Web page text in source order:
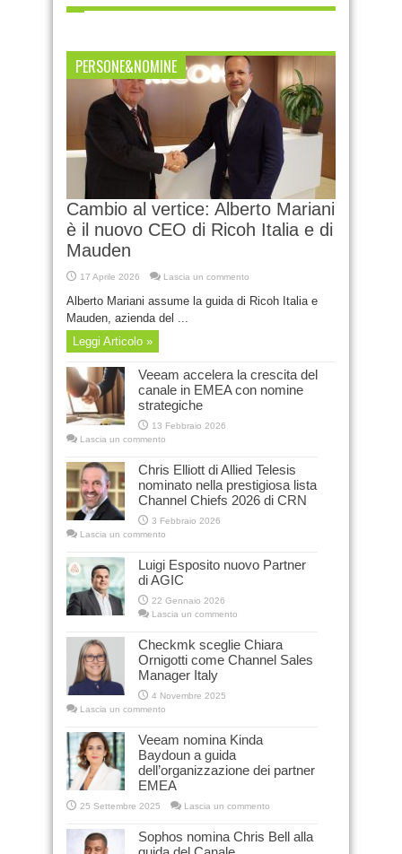
PERSONE&NOMINE
Cambio al vertice: Alberto Mariani
è il nuovo CEO di Ricoh Italia e di
Mauden
17 Aprile 2026 Lascia un commento
Alberto Mariani assume la guida di Ricoh Italia e
Mauden, azienda del ...
Leggi Articolo »
Veeam accelera la crescita del
canale in EMEA con nomine
strategiche
13 Febbraio 2026
Lascia un commento
Chris Elliott di Allied Telesis
nominato nella prestigiosa lista
Channel Chiefs 2026 di CRN
3 Febbraio 2026
Lascia un commento
Luigi Esposito nuovo Partner
di AGIC
22 Gennaio 2026
Lascia un commento
Checkmk sceglie Chiara
Ornigotti come Channel Sales
Manager Italy
4 Novembre 2025
Lascia un commento
Veeam nomina Kinda
Baydoun a guida
dell’organizzazione dei partner
EMEA
25 Settembre 2025 Lascia un commento
Sophos nomina Chris Bell alla